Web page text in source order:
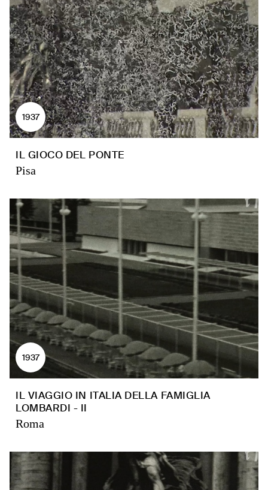
1937
IL GIOCO DEL PONTE
Pisa
1937
IL VIAGGIO IN ITALIA DELLA FAMIGLIA
LOMBARDI - II
Roma